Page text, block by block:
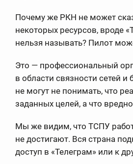
Почему же РКН не может
некоторых ресурсов, вроде
нельзя называть? Пилот
Это — профессиональный
в области связности сетей
не могут не понимать, что
заданных целей, а что
Мы же видим, что ТСПУ
не достигают. Вся страна
доступ в «Телеграм» или к